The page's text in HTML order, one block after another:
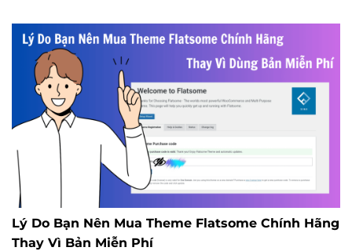
Lý Do Bạn Nên Mua Theme Flatsome Chính Hãng
Thay Vì Bản Miễn Phí